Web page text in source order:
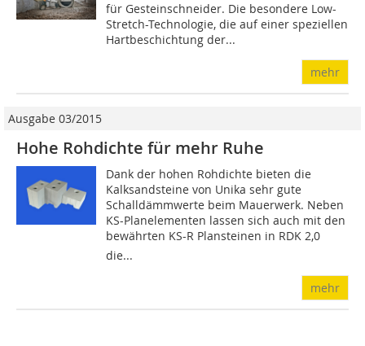
für Gesteinschneider. Die besondere Low-
Stretch-Technologie, die auf einer speziellen
Hartbeschichtung der...
mehr
Ausgabe 03/2015
Hohe Rohdichte für mehr Ruhe
Dank der hohen Rohdichte bieten die
Kalksandsteine von Unika sehr gute
Schalldämmwerte beim Mauerwerk. Neben
KS-Planelementen lassen sich auch mit den
bewährten KS-R Plansteinen in RDK 2,0
die...
mehr